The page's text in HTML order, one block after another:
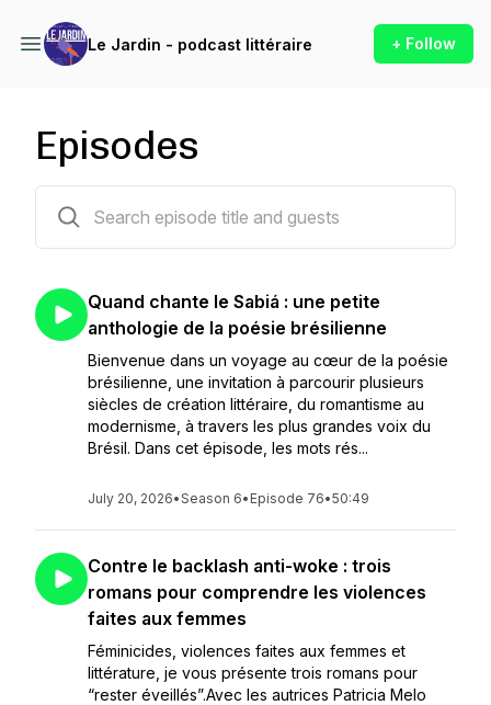
Le Jardin - podcast littéraire + Follow
Episodes
Quand chante le Sabiá : une petite
anthologie de la poésie brésilienne
Bienvenue dans un voyage au cœur de la poésie
brésilienne, une invitation à parcourir plusieurs
siècles de création littéraire, du romantisme au
modernisme, à travers les plus grandes voix du
Brésil. Dans cet épisode, les mots rés...
July 20, 2026•Season 6• Episode 76•50:49
Contre le backlash anti-woke : trois
romans pour comprendre les violences
faites aux femmes
Féminicides, violences faites aux femmes et
littérature, je vous présente trois romans pour
“rester éveillés”.Avec les autrices Patricia Melo